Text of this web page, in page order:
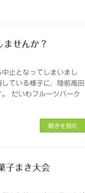
ませんか？
止となってしまいまし
ている様子に、陸前高田
だいわフルーツパーク
続きを読む
子まき大会